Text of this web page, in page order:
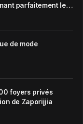
parfaitement le
de la marque
de mode
foyers privés
de Zaporijjia